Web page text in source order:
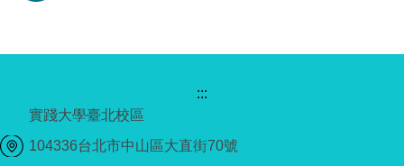
:::
實踐大學臺北校區
104336台北市中山區大直街70號